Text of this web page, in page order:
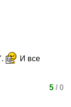
И все
5/ 0